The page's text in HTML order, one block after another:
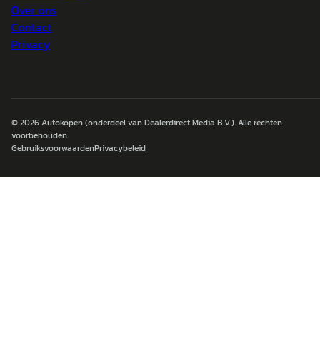
Over ons
Contact
Privacy
© 2026Autokopen(onderdeel van Dealerdirect Media B.V.). Alle rechten
voorbehouden.
GebruiksvoorwaardenPrivacybeleid